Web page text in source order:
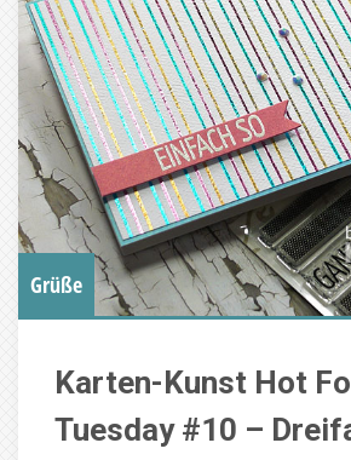
Grüße
Karten-Kunst Hot
Tuesday #10 –